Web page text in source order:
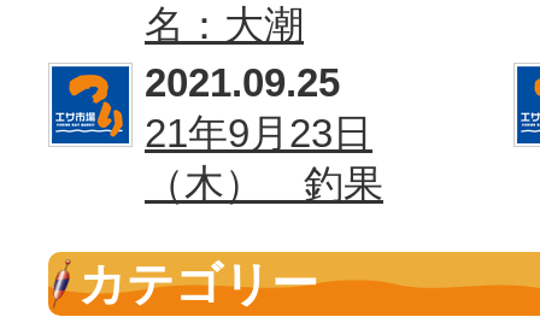
名：大潮
2021.09.25
21年9月23日
（木） 釣果
カテゴリー